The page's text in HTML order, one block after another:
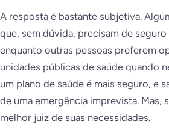
A resposta é bastante subjetiva.
que, sem dúvida, precisam de
enquanto outras pessoas preferem
unidades públicas de saúde quando
um plano de saúde é mais seguro, e
de uma emergência imprevista. Mas,
melhor juiz de suas necessidades.